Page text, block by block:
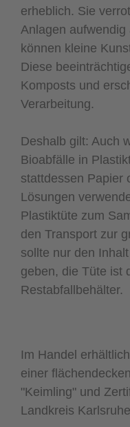
erheblich. Sie
Anlagen
können kleine
Diese
Komposts und
Verarbeitung.
Deshalb gilt: Auch
Bioabfälle in
stattdessen Papier
Lösungen
Plastiktüte zum
den Transport zur
sollte nur den
geben, die Tüte ist
Restabfallbehälter.
Im Handel
einer
"Keimling" und
Landkreis